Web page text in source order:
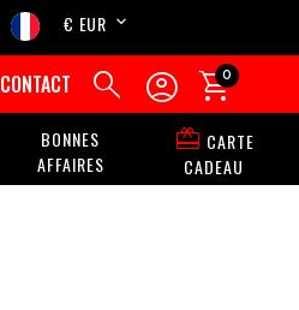
CONTACT   
0
BONNES
AFFAIRES
 CARTE
CADEAU
€ EUR